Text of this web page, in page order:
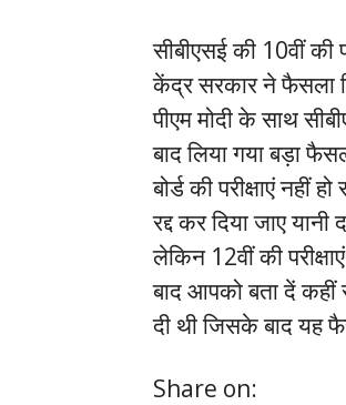
सीबीएसई की 10वीं की
केंद्र सरकार ने फैसला
पीएम मोदी के साथ
बाद लिया गया बड़ा
बोर्ड की परीक्षाएं
रद्द कर दिया जाए
लेकिन 12वीं की
बाद आपको बता दें कहीं
दी थी जिसके बाद यह
Share on: